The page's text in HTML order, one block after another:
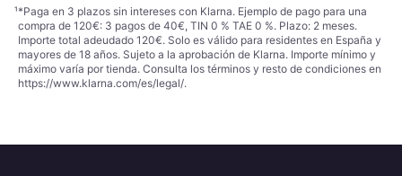
¹*Paga en 3 plazos sin intereses con Klarna. Ejemplo de pago para una
compra de 120€: 3 pagos de 40€, TIN 0 % TAE 0 %. Plazo: 2 meses.
Importe total adeudado 120€. Solo es válido para residentes en España y
mayores de 18 años. Sujeto a la aprobación de Klarna. Importe mínimo y
máximo varía por tienda. Consulta los términos y resto de condiciones en
https://www.klarna.com/es/legal/.